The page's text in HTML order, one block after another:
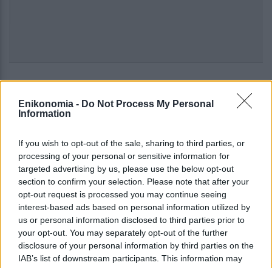
Enikonomia - Do Not Process My Personal
Information
If you wish to opt-out of the sale, sharing to third parties, or
processing of your personal or sensitive information for
targeted advertising by us, please use the below opt-out
section to confirm your selection. Please note that after your
opt-out request is processed you may continue seeing
interest-based ads based on personal information utilized by
us or personal information disclosed to third parties prior to
your opt-out. You may separately opt-out of the further
disclosure of your personal information by third parties on the
IAB’s list of downstream participants. This information may
08:17, 22 Ιανουαρίου 2018 || Απόψεις